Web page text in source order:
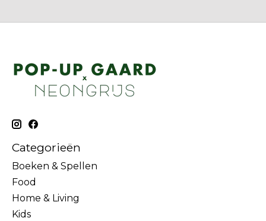
Categorieën
Boeken & Spellen
Food
Home & Living
Kids